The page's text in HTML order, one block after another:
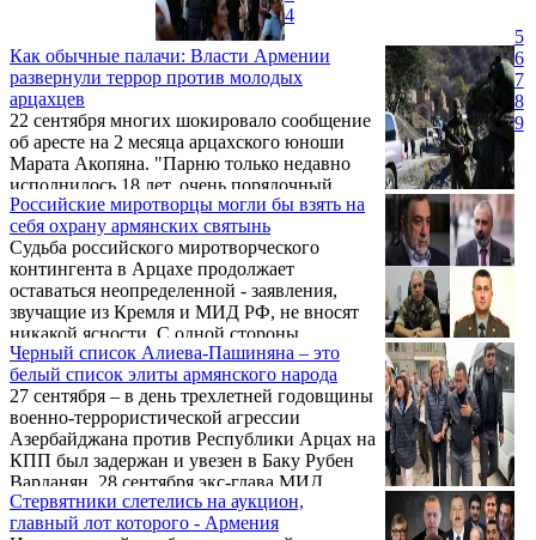
заявил с трибуны Сената, что Париж на это
не пойдет, потому что официальный Ереван
против.
Как обычные палачи: Власти Армении
развернули террор против молодых
арцахцев
22 сентября многих шокировало сообщение
об аресте на 2 месяца арцахского юноши
Марата Акопяна. "Парню только недавно
исполнилось 18 лет, очень порядочный,
честный человек, патриот. Участвовал в
акциях в Ереване, подвергся насилию, но
потом против него самого возбудили
уголовное дело, обвинив в участии в
массовых беспорядках. Ранее он был
задержан в ходе инцидента с
полицейскими, которые попросту напали и
избили его", - написал тогда адвокат Арсен
Бабаян.
Российские миротворцы могли бы взять на
себя охрану армянских святынь
Судьба российского миротворческого
контингента в Арцахе продолжает
оставаться неопределенной - заявления,
звучащие из Кремля и МИД РФ, не вносят
никакой ясности. С одной стороны,
практическое отсутствие армян делает
дальнейшее присутствие РМК
бессмысленным, с другой – есть некоторые
признаки того, что Москва договорилась с
Баку об пребывании миротворцев до
окончания оговоренного срока, т. е.
примерно до лета 2025 г.
Черный список Алиева-Пашиняна – это
белый список элиты армянского народа
27 сентября – в день трехлетней годовщины
военно-террористической агрессии
Азербайджана против Республики Арцах на
КПП был задержан и увезен в Баку Рубен
Варданян. 28 сентября экс-глава МИД
Арцаха Давид Бабаян выступил с
заявлением о решении добровольно сдаться
Стервятники слетелись на аукцион,
главный лот которого - Армения
4
5
6
7
8
9